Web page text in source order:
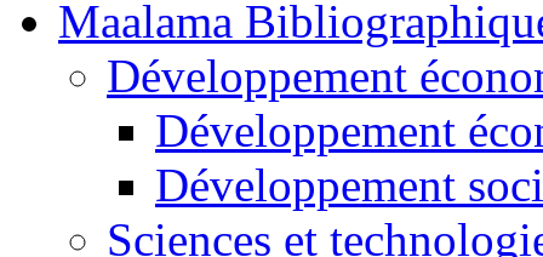
Maalama
Développement
Développement
Développement
Sciences et